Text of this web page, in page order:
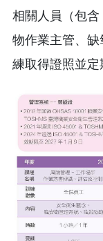
相關人員（包
物作業主管、缺
練取得證照並定